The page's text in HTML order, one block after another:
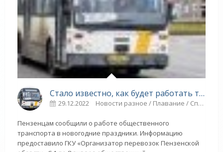
Стало известно, как будет работать транспорт в Пензе в выходные дни - СПОРТ
29.12.2022 Новости разное / Плавание / Спорт
Пензенцам сообщили о работе общественного
транспорта в новогодние праздники. Информацию
предоставило ГКУ «Организатор перевозок Пензенской